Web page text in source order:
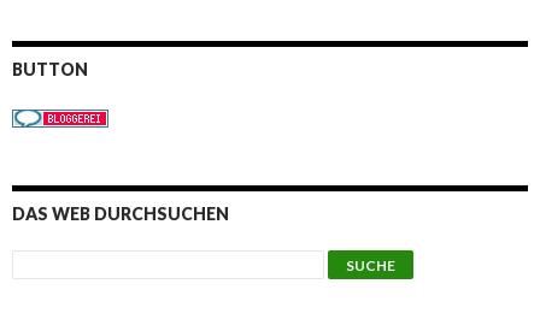
BUTTON
DAS WEB DURCHSUCHEN